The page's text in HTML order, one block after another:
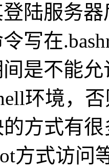
陆服务
写在
是不能
环境，
方式有很
方式访问